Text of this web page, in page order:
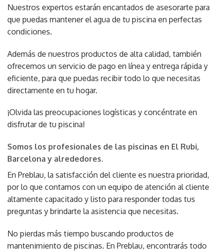
Nuestros expertos estarán encantados de asesorarte para
que puedas mantener el agua de tu piscina en perfectas
condiciones.
Además de nuestros productos de alta calidad, también
ofrecemos un servicio de pago en línea y entrega rápida y
eficiente, para que puedas recibir todo lo que necesitas
directamente en tu hogar.
¡Olvida las preocupaciones logísticas y concéntrate en
disfrutar de tu piscina!
Somos los profesionales de las piscinas en El Rubi,
Barcelona y alrededores.
En Preblau, la satisfacción del cliente es nuestra prioridad,
por lo que contamos con un equipo de atención al cliente
altamente capacitado y listo para responder todas tus
preguntas y brindarte la asistencia que necesitas.
No pierdas más tiempo buscando productos de
mantenimiento de piscinas. En Preblau, encontrarás todo